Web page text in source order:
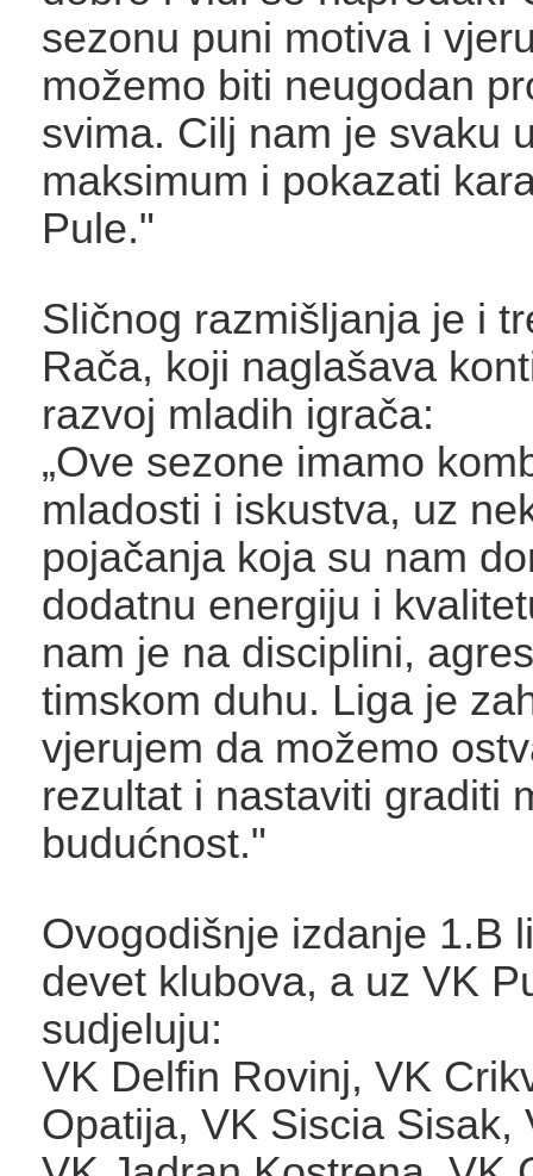
sezonu puni motiva i
možemo biti neugodan
svima. Cilj nam je svaku
maksimum i pokazati
Pule."
Sličnog razmišljanja je i
Rača, koji naglašava
razvoj mladih igrača:
„Ove sezone imamo
mladosti i iskustva, uz
pojačanja koja su nam
dodatnu energiju i
nam je na disciplini,
timskom duhu. Liga je
vjerujem da možemo
rezultat i nastaviti graditi
budućnost."
Ovogodišnje izdanje 1.B
devet klubova, a uz VK
sudjeluju:
VK Delfin Rovinj, VK
Opatija, VK Siscia Sisak,